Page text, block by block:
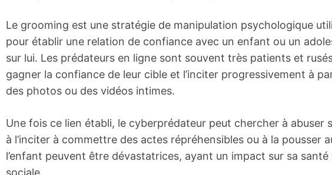
Le grooming est une stratégie de manipulation psychologique
pour établir une relation de confiance avec un enfant ou un
sur lui. Les prédateurs en ligne sont souvent très patients et
gagner la confiance de leur cible et l’inciter progressivement à
des photos ou des vidéos intimes.
Une fois ce lien établi, le cyberprédateur peut chercher à abuser
à l’inciter à commettre des actes répréhensibles ou à la pousser
l’enfant peuvent être dévastatrices, ayant un impact sur sa